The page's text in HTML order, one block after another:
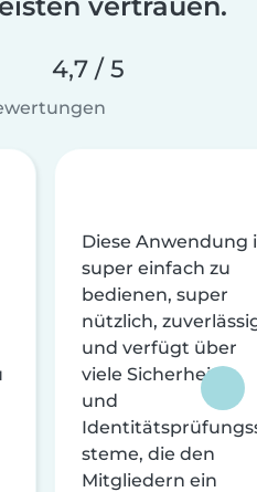
4,7 / 5
Diese Anwendung
super einfach zu
bedienen, super
nützlich,
und verfügt über
viele Sicherheits-
und
steme, die den
Mitgliedern ein